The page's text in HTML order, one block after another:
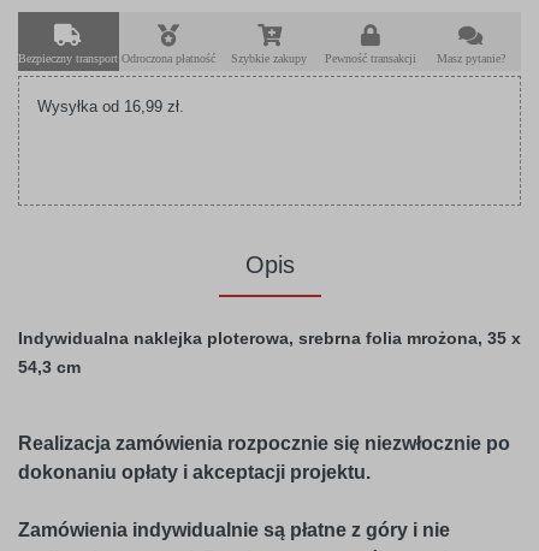
Bezpieczny transport Odroczona płatność Szybkie zakupy Pewność transakcji Masz pytanie?
Wysyłka od 16,99 zł.
Opis
Indywidualna naklejka ploterowa, srebrna folia mrożona, 35 x
54,3 cm
Realizacja zamówienia rozpocznie się niezwłocznie po
dokonaniu opłaty i akceptacji projektu.
Zamówienia indywidualnie są płatne z góry i nie